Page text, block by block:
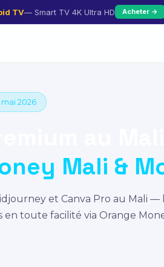
TV— Smart TV 4K Ultra HD Acheter →
mai 2026
Mali &
et Canva Pro au Mali —
en toute facilité via Orange